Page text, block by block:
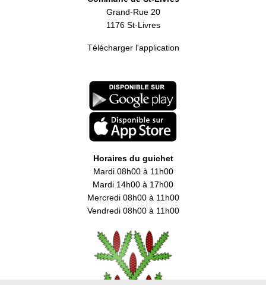
Grand-Rue 20
1176 St-Livres
Télécharger l'application
Horaires du guichet
Mardi 08h00 à 11h00
Mardi 14h00 à 17h00
Mercredi 08h00 à 11h00
Vendredi 08h00 à 11h00